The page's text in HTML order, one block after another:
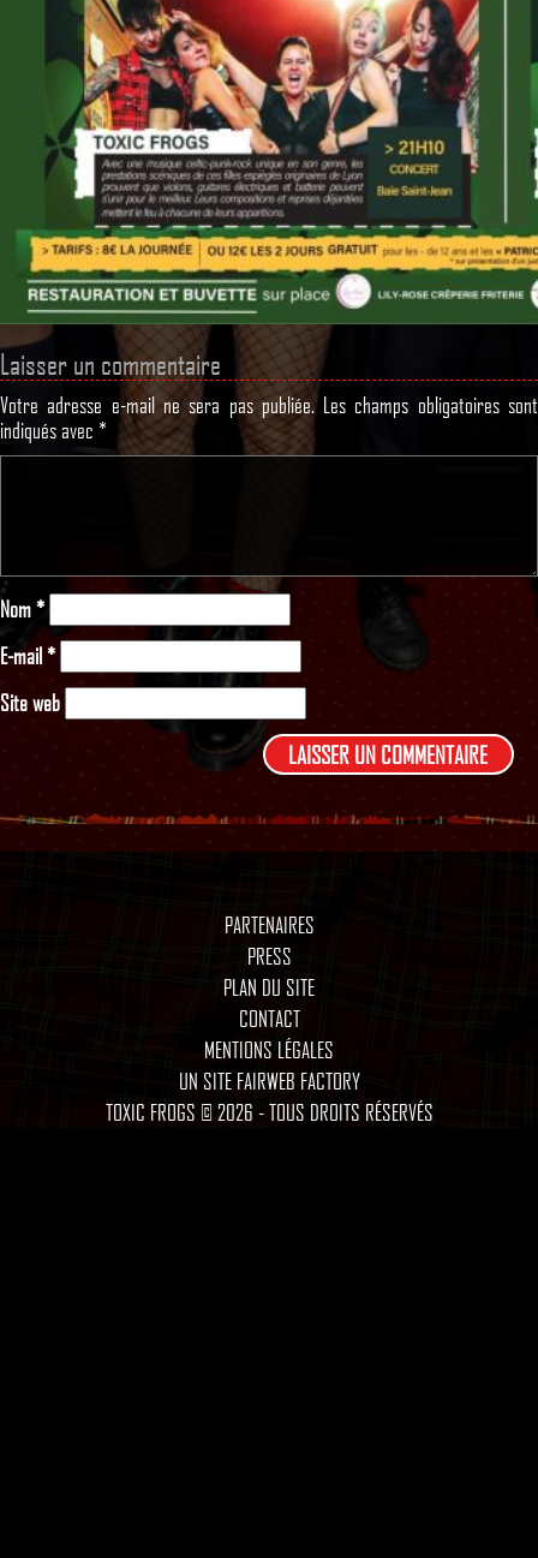
Laisser un commentaire
Votre adresse e-mail ne sera pas publiée. Les champs obligatoires sont
indiqués avec *
Nom*
E-mail*
Site web
PARTENAIRES
PRESS
PLAN DU SITE
CONTACT
MENTIONS LÉGALES
UN SITE FAIRWEB FACTORY
TOXIC FROGS © 2026 - TOUS DROITS RÉSERVÉS